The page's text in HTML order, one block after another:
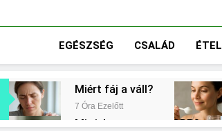
EGÉSZSÉG CSALÁD
Miért fáj a váll?
7 Óra Ezelőtt
Mit jelent a magas CRP?